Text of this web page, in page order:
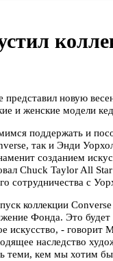
новую
и женские модели
поддержать и
так и Энди
созданием
Chuck Taylor All
сотрудничества с
коллекции
Фонда. Это
искусство, -
наследство
теми, кем мы хотим